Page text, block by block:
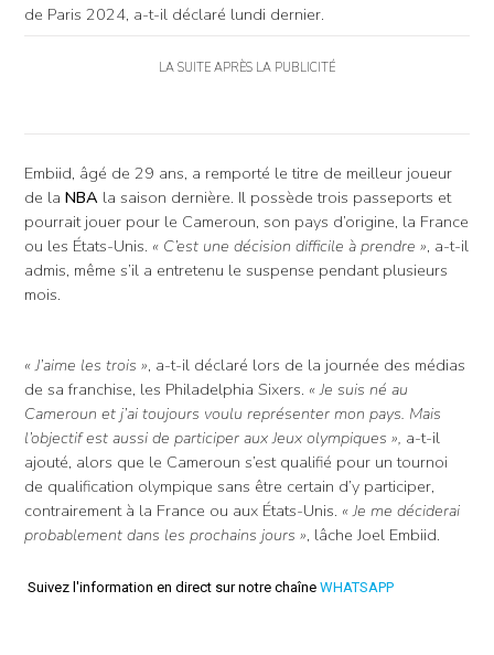
de Paris 2024, a-t-il déclaré lundi dernier.
LA SUITE APRÈS LA PUBLICITÉ
Embiid, âgé de 29 ans, a remporté le titre de meilleur joueur
de la NBA la saison dernière. Il possède trois passeports et
pourrait jouer pour le Cameroun, son pays d’origine, la France
ou les États-Unis. « C’est une décision difficile à prendre », a-t-il
admis, même s’il a entretenu le suspense pendant plusieurs
mois.
« J’aime les trois », a-t-il déclaré lors de la journée des médias
de sa franchise, les Philadelphia Sixers. « Je suis né au
Cameroun et j’ai toujours voulu représenter mon pays. Mais
l’objectif est aussi de participer aux Jeux olympiques », a-t-il
ajouté, alors que le Cameroun s’est qualifié pour un tournoi
de qualification olympique sans être certain d’y participer,
contrairement à la France ou aux États-Unis. « Je me déciderai
probablement dans les prochains jours », lâche Joel Embiid.
Suivez l'information en direct sur notre chaîne WHATSAPP